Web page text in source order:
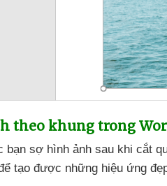
theo khung trong
bạn sợ hình ảnh sau khi cắt
tạo được những hiệu ứng